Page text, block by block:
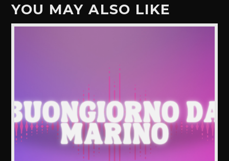
YOU MAY ALSO LIKE